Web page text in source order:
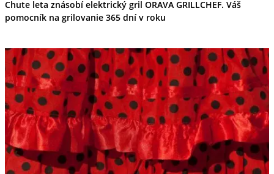
Chute leta znásobí elektrický gril ORAVA GRILLCHEF. Váš
pomocník na grilovanie 365 dní v roku